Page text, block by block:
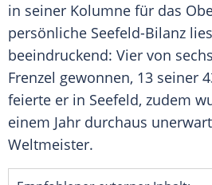
in seiner Kolumne für das
persönliche Seefeld-Bilanz
beeindruckend: Vier von
Frenzel gewonnen, 13 seiner
feierte er in Seefeld, zudem
einem Jahr durchaus
Weltmeister.